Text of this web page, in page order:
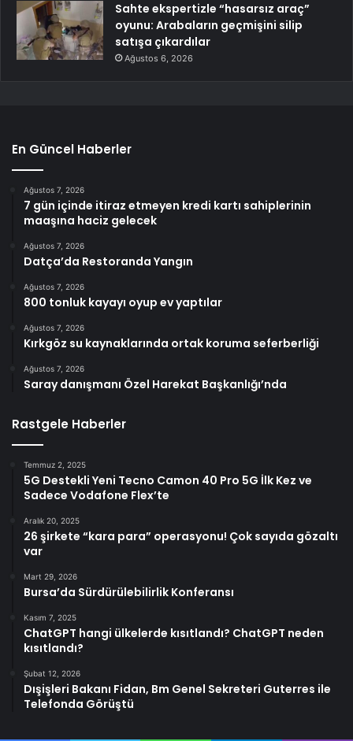
Sahte ekspertizle “hasarsız araç”
oyunu: Arabaların geçmişini silip
satışa çıkardılar
Ağustos 6, 2026
En Güncel Haberler
Ağustos 7, 2026
7 gün içinde itiraz etmeyen kredi kartı sahiplerinin
maaşına haciz gelecek
Ağustos 7, 2026
Datça’da Restoranda Yangın
Ağustos 7, 2026
800 tonluk kayayı oyup ev yaptılar
Ağustos 7, 2026
Kırkgöz su kaynaklarında ortak koruma seferberliği
Ağustos 7, 2026
Saray danışmanı Özel Harekat Başkanlığı’nda
Rastgele Haberler
Temmuz 2, 2025
5G Destekli Yeni Tecno Camon 40 Pro 5G İlk Kez ve
Sadece Vodafone Flex’te
Aralık 20, 2025
26 şirkete “kara para” operasyonu! Çok sayıda gözaltı
var
Mart 29, 2026
Bursa’da Sürdürülebilirlik Konferansı
Kasım 7, 2025
ChatGPT hangi ülkelerde kısıtlandı? ChatGPT neden
kısıtlandı?
Şubat 12, 2026
Dışişleri Bakanı Fidan, Bm Genel Sekreteri Guterres ile
Telefonda Görüştü